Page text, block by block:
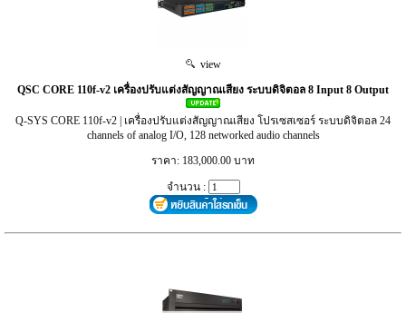
view
QSC CORE 110f-v2 เครื่องปรับแต่งสัญญาณเสียง ระบบดิจิตอล 8 Input 8 Output
Q-SYS CORE 110f-v2 | เครื่องปรับแต่งสัญญาณเสียง โปรเซสเซอร์ ระบบดิจิตอล 24
channels of analog I/O, 128 networked audio channels
ราคา: 183,000.00 บาท
จำนวน :